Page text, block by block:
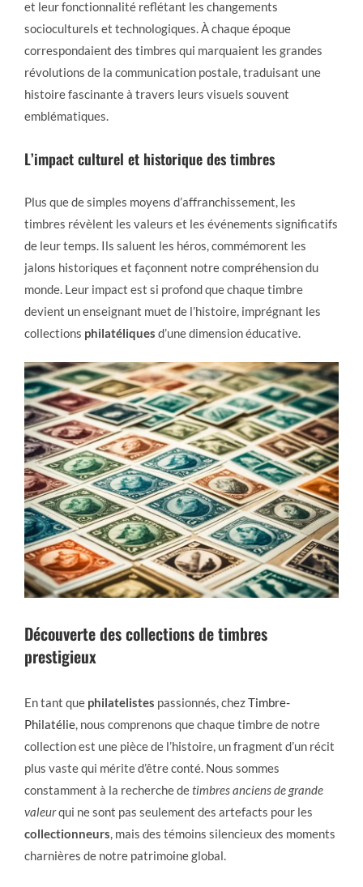
et leur fonctionnalité reflétant les changements
socioculturels et technologiques. À chaque époque
correspondaient des timbres qui marquaient les grandes
révolutions de la communication postale, traduisant une
histoire fascinante à travers leurs visuels souvent
emblématiques.
L’impact culturel et historique des timbres
Plus que de simples moyens d’affranchissement, les
timbres révèlent les valeurs et les événements significatifs
de leur temps. Ils saluent les héros, commémorent les
jalons historiques et façonnent notre compréhension du
monde. Leur impact est si profond que chaque timbre
devient un enseignant muet de l’histoire, imprégnant les
collections philatéliques d’une dimension éducative.
Découverte des collections de timbres
prestigieux
En tant que philatelistes passionnés,chezTimbre-
Philatélie, nous comprenons que chaque timbre de notre
collection est une pièce de l’histoire, un fragment d’un récit
plus vaste qui mérite d’être conté. Nous sommes
constamment à la recherche detimbres anciens de grande
valeurqui ne sont pas seulement des artefacts pour les
collectionneurs, mais des témoins silencieux des moments
charnières de notre patrimoine global.